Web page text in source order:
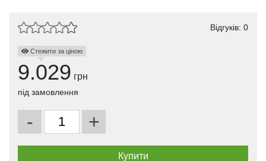
Відгуків: 0
Стежити за ціною
9.029 грн
під замовлення
- +